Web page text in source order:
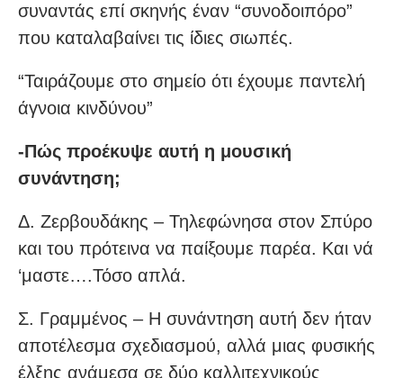
συναντάς επί σκηνής έναν “συνοδοιπόρο”
που καταλαβαίνει τις ίδιες σιωπές.
“Ταιράζουμε στο σημείο ότι έχουμε παντελή
άγνοια κινδύνου”
-Πώς προέκυψε αυτή η μουσική
συνάντηση;
Δ. Ζερβουδάκης – Τηλεφώνησα στον Σπύρο
και του πρότεινα να παίξουμε παρέα. Και νά
‘μαστε….Τόσο απλά.
Σ. Γραμμένος – Η συνάντηση αυτή δεν ήταν
αποτέλεσμα σχεδιασμού, αλλά μιας φυσικής
έλξης ανάμεσα σε δύο καλλιτεχνικούς